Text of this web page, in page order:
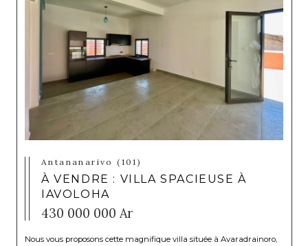
Antananarivo (101)
À VENDRE : VILLA SPACIEUSE À
IAVOLOHA
430 000 000 Ar
Nous vous proposons cette magnifique villa située à Avaradrainoro,